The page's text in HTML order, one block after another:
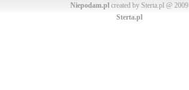
Niepodam.pl created by Sterta.pl @ 2009
Sterta.pl